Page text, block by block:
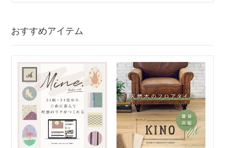
おすすめアイテム